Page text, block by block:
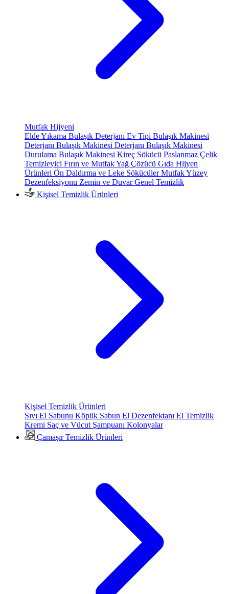
Mutfak Hijyeni
Elde Yıkama Bulaşık Deterjanı Ev Tipi Bulaşık Makinesi
Deterjanı Bulaşık Makinesi Deterjanı Bulaşık Makinesi
Durulama Bulaşık Makinesi Kireç Sökücü Paslanmaz Çelik
Temizleyici Fırın ve Mutfak Yağ Çözücü Gıda Hijyen
Ürünleri Ön Daldırma ve Leke SökücülerMutfak Yüzey
Dezenfeksiyonu Zemin ve Duvar Genel Temizlik
Kişisel Temizlik Ürünleri
Kişisel Temizlik Ürünleri
Sıvı El Sabunu Köpük Sabun El Dezenfektanı El Temizlik
Kremi Saç ve Vücut Şampuanı Kolonyalar
Çamaşır Temizlik Ürünleri